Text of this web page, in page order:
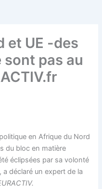
et UE -des
pas au
en Afrique du Nord
du bloc en matière
éclipsées par sa volonté
déclaré un expert de la